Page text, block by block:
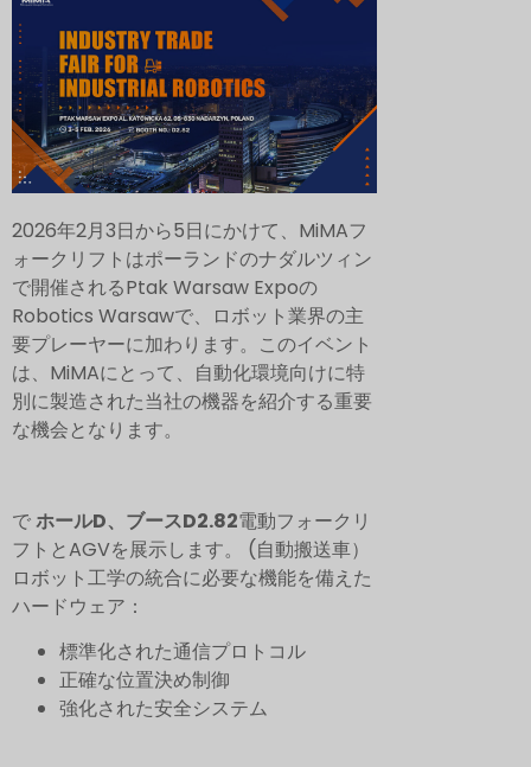
2026年2月3日から5日にかけて、MiMAフ
ォークリフトはポーランドのナダルツィン
で開催されるPtak Warsaw Expoの
Robotics Warsawで、ロボット業界の主
要プレーヤーに加わります。このイベント
は、MiMAにとって、自動化環境向けに特
別に製造された当社の機器を紹介する重要
な機会となります。
でホールD、ブースD2.82電動フォークリ
フトとAGVを展示します。 (自動搬送車）
ロボット工学の統合に必要な機能を備えた
ハードウェア：
標準化された通信プロトコル
正確な位置決め制御
強化された安全システム